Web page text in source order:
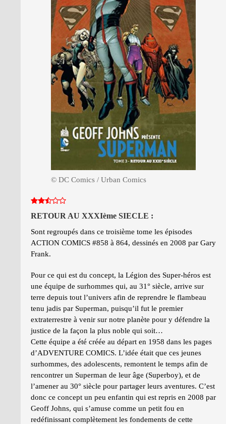
© DC Comics / Urban Comics
RETOUR AU XXXIème SIECLE :
Sont regroupés dans ce troisième tome les épisodes
ACTION COMICS #858 à 864, dessinés en 2008 par Gary
Frank.
Pour ce qui est du concept, la Légion des Super-héros est
une équipe de surhommes qui, au 31° siècle, arrive sur
terre depuis tout l’univers afin de reprendre le flambeau
tenu jadis par Superman, puisqu’il fut le premier
extraterrestre à venir sur notre planète pour y défendre la
justice de la façon la plus noble qui soit…
Cette équipe a été créée au départ en 1958 dans les pages
d’ADVENTURE COMICS. L’idée était que ces jeunes
surhommes, des adolescents, remontent le temps afin de
rencontrer un Superman de leur âge (Superboy), et de
l’amener au 30° siècle pour partager leurs aventures. C’est
donc ce concept un peu enfantin qui est repris en 2008 par
Geoff Johns, qui s’amuse comme un petit fou en
redéfinissant complètement les fondements de cette